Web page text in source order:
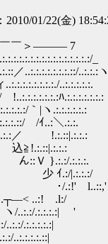
2010/01/22(金)
7
_
..:.:.:
..:.:.:.:.:.
ﾊ
｀|ヽ.:.:.:.:.:.:
/ｲ..:＼.:.:. ご
／ !.:.::|.:.:.:
}.:.:/.:.:.:.
ｲ.:/|.:.:.:/
･/.:!' l..::,'
..:! .l:/
.:.:.:.:| '